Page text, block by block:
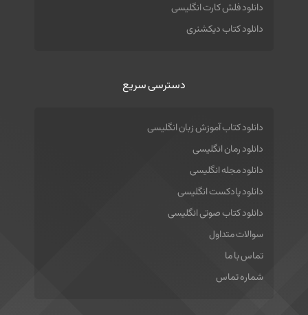
دانلود فلش کارت انگلیسی
دانلود کتاب دیکشنری
دسترسی سریع
دانلود کتاب آموزش زبان انگلیسی
دانلود رمان انگلیسی
دانلود مجله انگلیسی
دانلود پادکست انگلیسی
دانلود کتاب صوتی انگلیسی
سوالات متداول
تماس با ما
شماره تماس